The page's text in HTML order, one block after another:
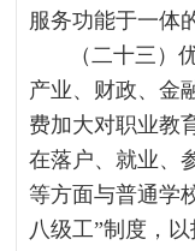
服务功能于一体
（二十三）
产业、财政、金
费加大对职业教
在落户、就业、
等方面与普通学
八级工”制度，